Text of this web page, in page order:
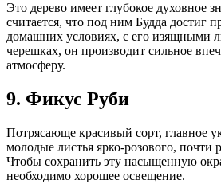
Это дерево имеет глубокое духовное
считается, что под ним Будда достиг
домашних условиях, с его изящными
черешках, он производит сильное
атмосферу.
9. Фикус Руби
Потрясающе красивый сорт, главное
молодые листья ярко-розового, почти
Чтобы сохранить эту насыщенную
необходимо хорошее освещение.